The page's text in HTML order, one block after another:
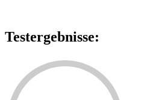
Testergebnisse: